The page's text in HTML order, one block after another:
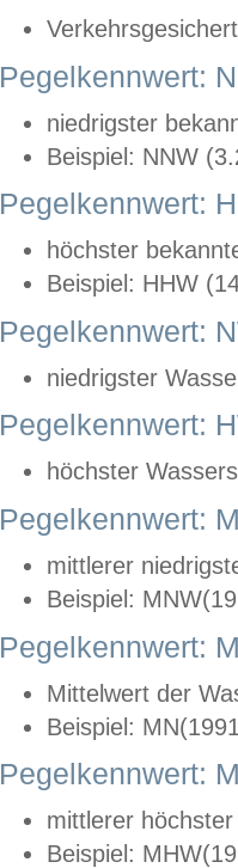
Pegelkennwert:
niedrigster
Beispiel: NNW
Pegelkennwert:
höchster
Beispiel: HHW
Pegelkennwert:
niedrigster
Pegelkennwert:
höchster
Pegelkennwert:
mittlerer
Beispiel:
Pegelkennwert:
Mittelwert der
Beispiel:
Pegelkennwert:
mittlerer
Beispiel: